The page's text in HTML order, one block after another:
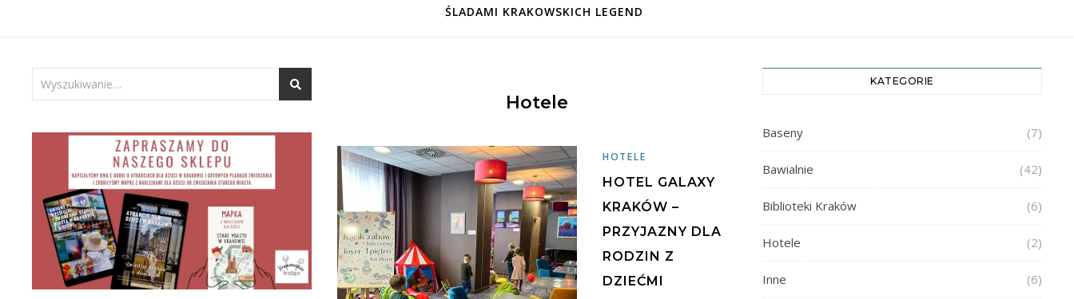
ŚLADAMI KRAKOWSKICH LEGEND
Hotele
HOTELE
HOTEL GALAXY
KRAKÓW –
PRZYJAZNY DLA
RODZIN Z
DZIEĆMI
KATEGORIE
Baseny (7)
Bawialnie (42)
Biblioteki Kraków (6)
Hotele (2)
Inne (6)